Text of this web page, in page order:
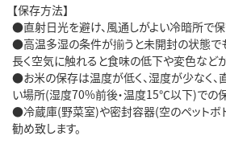
【保存方法】
●直射日光を避け、風通しがよい冷暗所で保
●高温多湿の条件が揃うと未開封の状態で
長く空気に触れると食味の低下や変色などが
●お米の保存は温度が低く、湿度が少なく
い場所(湿度70%前後・温度15℃以下)での保
●冷蔵庫(野菜室)や密封容器(空のペットボ
勧め致します。